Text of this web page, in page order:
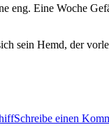
eng. Eine Woche
sein Hemd, der
Schreibe einen